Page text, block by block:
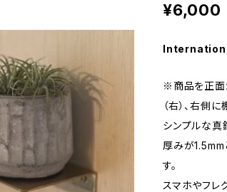
¥6,000
※商品を正面
（右）、右側
シンプルな真
厚みが1.5mm
す。
スマホやフレ